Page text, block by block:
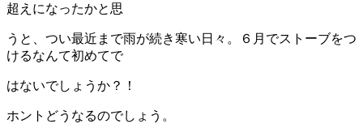
超えになったかと思
うと、つい最近まで雨が続き寒い日々。６月でストーブをつ
けるなんて初めてで
はないでしょうか？！
ホントどうなるのでしょう。